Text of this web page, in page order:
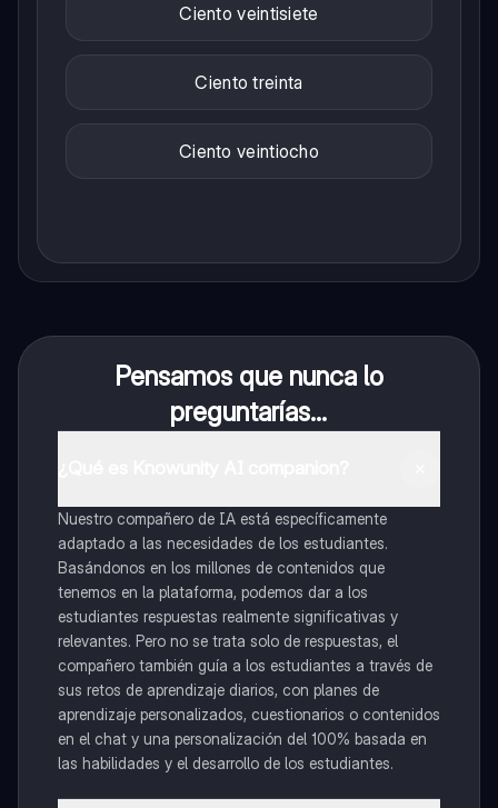
Ciento veintisiete
Ciento treinta
Ciento veintiocho
Pensamos que nunca lo
preguntarías...
Nuestro compañero de IA está específicamente
adaptado a las necesidades de los estudiantes.
Basándonos en los millones de contenidos que
tenemos en la plataforma, podemos dar a los
estudiantes respuestas realmente significativas y
relevantes. Pero no se trata solo de respuestas, el
compañero también guía a los estudiantes a través de
sus retos de aprendizaje diarios, con planes de
aprendizaje personalizados, cuestionarios o contenidos
en el chat y una personalización del 100% basada en
las habilidades y el desarrollo de los estudiantes.